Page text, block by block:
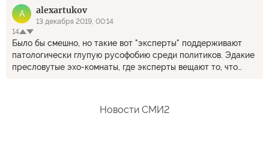
могут уже сейчас хорошо жить в справедливом и по-
настоящему европейском государстве под названием
Украина, то почему этого не могут делать они, россияне, у
себя в России? Ну вот что тут скажешь? Только у виска
покрутить.
A alexartukov
13 декабря 2019, 00:14
14
Было бы смешно, но такие вот "эксперты" поддерживают
патологически глупую русофобию среди политиков. Эдакие
пресловутые эхо-комнаты, где эксперты вещают то, что
Новости СМИ2